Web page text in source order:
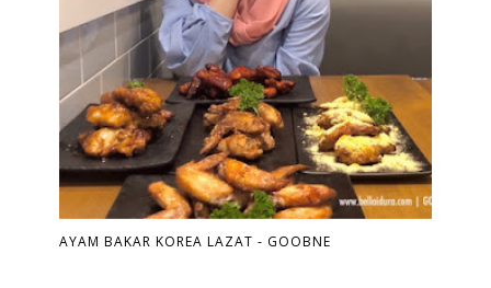
AYAM BAKAR KOREA LAZAT - GOOBNE